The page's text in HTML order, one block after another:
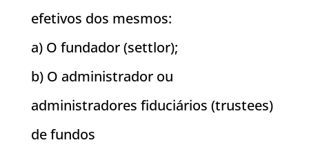
efetivos dos mesmos:
a) O fundador (settlor);
b) O administrador ou
administradores fiduciários (trustees)
de fundos